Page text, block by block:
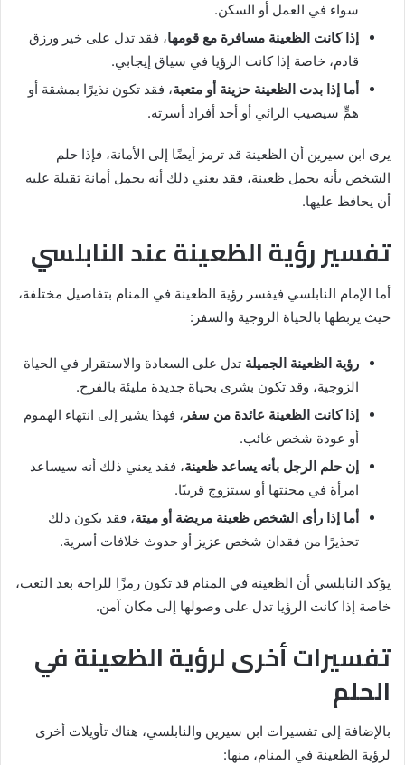
سواء في العمل أو السكن.
إذا كانت الظعينة مسافرة مع قومها، فقد تدل على خير ورزق
قادم، خاصة إذا كانت الرؤيا في سياق إيجابي.
أما إذا بدت الظعينة حزينة أو متعبة، فقد تكون نذيرًا بمشقة أو
همٍّ سيصيب الرائي أو أحد أفراد أسرته.
يرى ابن سيرين أن الظعينة قد ترمز أيضًا إلى الأمانة، فإذا حلم
الشخص بأنه يحمل ظعينة، فقد يعني ذلك أنه يحمل أمانة ثقيلة عليه
أن يحافظ عليها.
تفسير رؤية الظعينة عند النابلسي
أما الإمام النابلسي فيفسر رؤية الظعينة في المنام بتفاصيل مختلفة،
حيث يربطها بالحياة الزوجية والسفر:
رؤية الظعينة الجميلة تدل على السعادة والاستقرار في الحياة
الزوجية، وقد تكون بشرى بحياة جديدة مليئة بالفرح.
إذا كانت الظعينة عائدة من سفر ، فهذا يشير إلى انتهاء الهموم
أو عودة شخص غائب.
إن حلم الرجل بأنه يساعد ظعينة، فقد يعني ذلك أنه سيساعد
امرأة في محنتها أو سيتزوج قريبًا.
أما إذا رأى الشخص ظعينة مريضة أو ميتة، فقد يكون ذلك
تحذيرًا من فقدان شخص عزيز أو حدوث خلافات أسرية.
يؤكد النابلسي أن الظعينة في المنام قد تكون رمزًا للراحة بعد التعب،
خاصة إذا كانت الرؤيا تدل على وصولها إلى مكان آمن.
تفسيرات أخرى لرؤية الظعينة في
الحلم
بالإضافة إلى تفسيرات ابن سيرين والنابلسي، هناك تأويلات أخرى
لرؤية الظعينة في المنام، منها: